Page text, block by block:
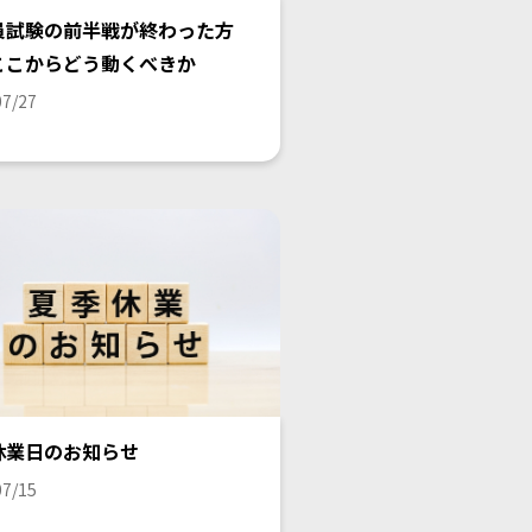
験の前半戦が終わった方
からどう動くべきか
27
日のお知らせ
15